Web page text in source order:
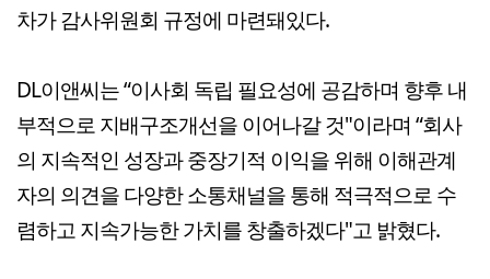
차가 감사위원회 규정에 마련돼있다.
DL이앤씨는 “이사회 독립 필요성에 공감하며 향후 내
부적으로 지배구조개선을 이어나갈 것"이라며 “회사
의 지속적인 성장과 중장기적 이익을 위해 이해관계
자의 의견을 다양한 소통채널을 통해 적극적으로 수
렴하고 지속가능한 가치를 창출하겠다"고 밝혔다.